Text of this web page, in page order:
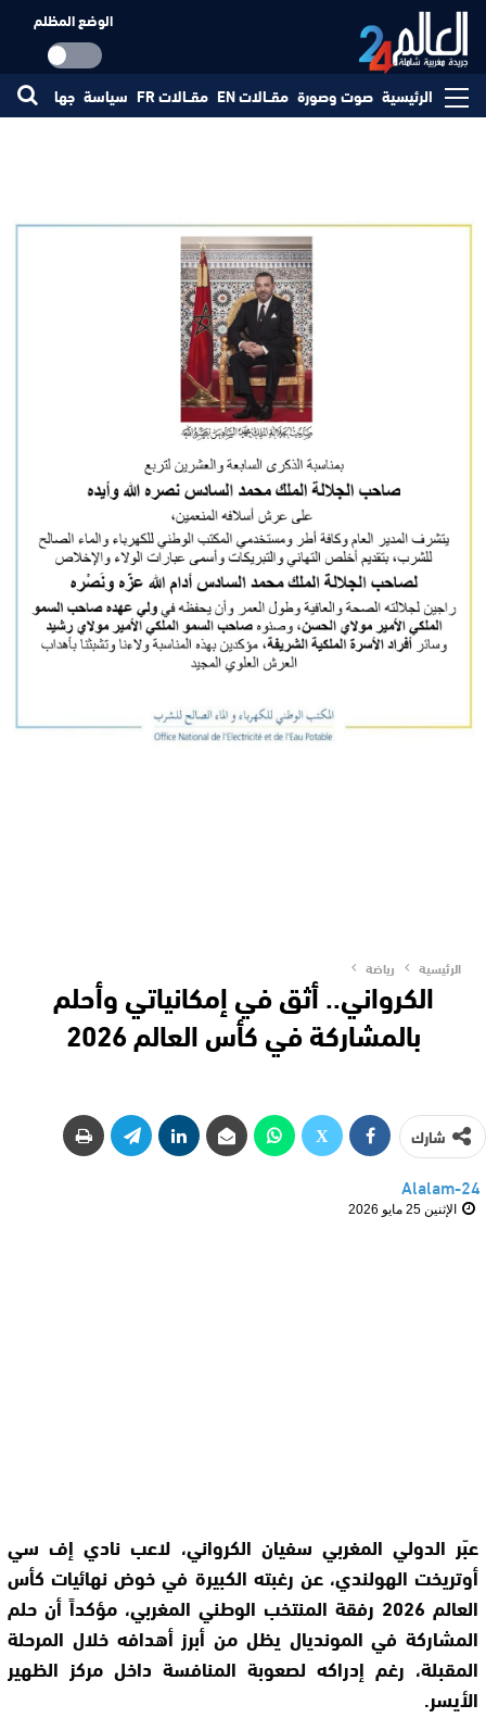
الوضع المظلم
الرئيسية صوت وصورة مقــالات EN مقــالات FR سياسة جهات
الرئيسية رياضة
الكرواني.. أثق في إمكانياتي وأحلم
بالمشاركة في كأس العالم 2026
شارك
Alalam-24
الإثنين 25 مايو 2026
عبّر الدولي المغربي سفيان الكرواني، لاعب نادي إف سي
أوتريخت الهولندي، عن رغبته الكبيرة في خوض نهائيات كأس
العالم 2026 رفقة المنتخب الوطني المغربي، مؤكداً أن حلم
المشاركة في المونديال يظل من أبرز أهدافه خلال المرحلة
المقبلة، رغم إدراكه لصعوبة المنافسة داخل مركز الظهير
الأيسر.